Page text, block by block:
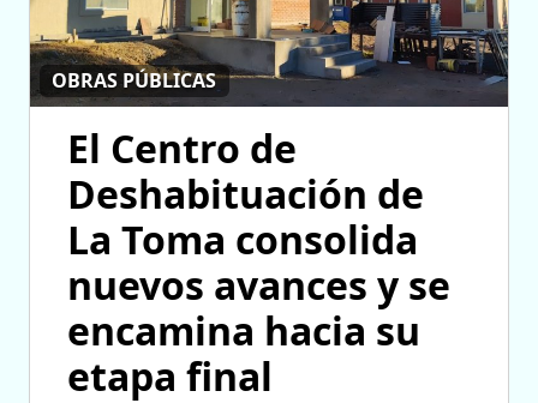
OBRAS PÚBLICAS
El Centro de
Deshabituación de
La Toma consolida
nuevos avances y se
encamina hacia su
etapa final